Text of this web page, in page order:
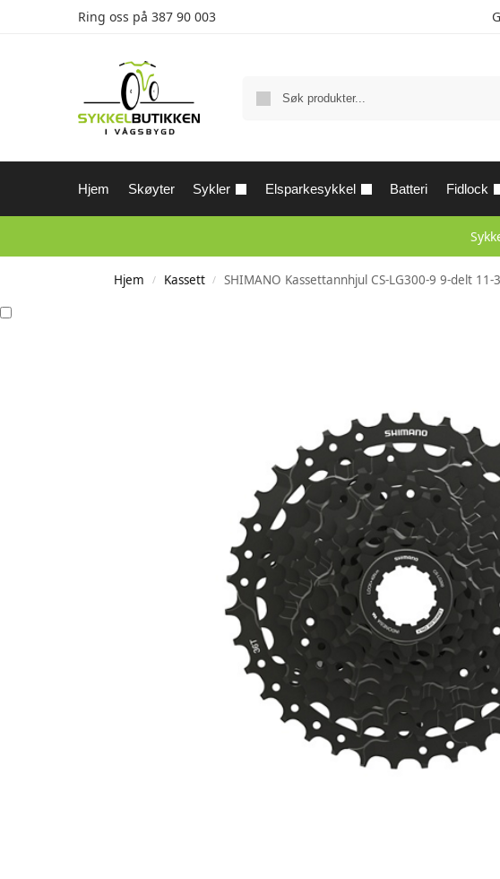
Ring oss på 387 90 003
Hjem Skøyter Sykler Elsparkesykkel Batteri Fidlock
Hjem / Kassett / SHIMANO Kassettannhjul CS-LG300-9 9-delt 11-